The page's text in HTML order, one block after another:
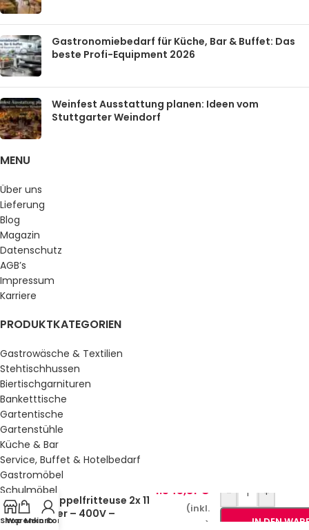
Gastronomiebedarf für Küche, Bar & Buffet: Das
beste Profi-Equipment 2026
Weinfest Ausstattung planen: Ideen vom
Stuttgarter Weindorf
MENU
Über uns
Lieferung
Blog
Magazin
Datenschutz
AGB’s
Impressum
Karriere
PRODUKTKATEGORIEN
Gastrowäsche & Textilien
Stehtischhussen
Biertischgarnituren
Banketttische
Gartentische
Gartenstühle
Küche & Bar
Service, Buffet & Hotelbedarf
Gastromöbel
Schulmöbel
Sale %
Shop
Warenkorb
Mein Konto
Elektro-
Doppelfritteuse 2x 11
Liter – 400V –
REDFOX FE-1010 TD
1.545,81 €
(inkl.
MwSt.)
- +
IN DEN